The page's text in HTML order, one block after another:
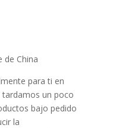
de China
para ti en
un poco
bajo pedido
la